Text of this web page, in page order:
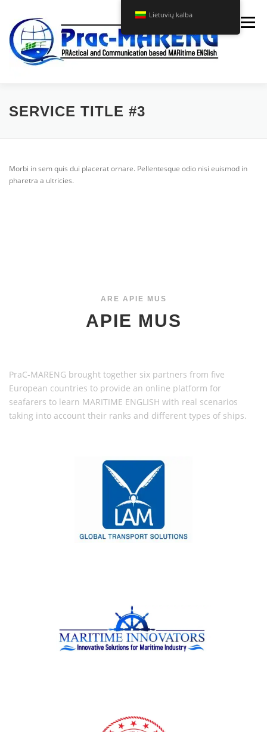
turinio
Meniu
APIE MUS PRAC-MARENG KURSAS
SERVICE TITLE #3
Morbi in sem quis dui placerat ornare. Pellentesque odio nisi euismod in
pharetra a ultricies.
ARE APIE MUS
APIE MUS
PraC-MARENG brought together six partners from five
European countries to provide an online platform for
seafarers to learn MARITIME ENGLISH with real scenarios
taking into account their ranks and different types of ships.
Lietuvių kalba